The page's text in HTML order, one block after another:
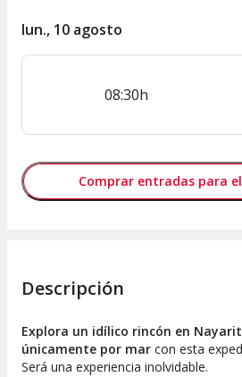
lun., 10 agosto
08:30h
Comprar entradas para
Descripción
Explora un idílico rincón en
únicamente por mar con esta
Será una experiencia inolvidable.